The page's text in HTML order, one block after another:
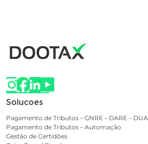
Solucoes
Pagamento de Tributos – GNRE – DARE – DUA
Pagamento de Tributos – Automação
Gestão de Certidões